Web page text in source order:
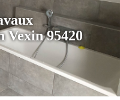
Vexin 95420